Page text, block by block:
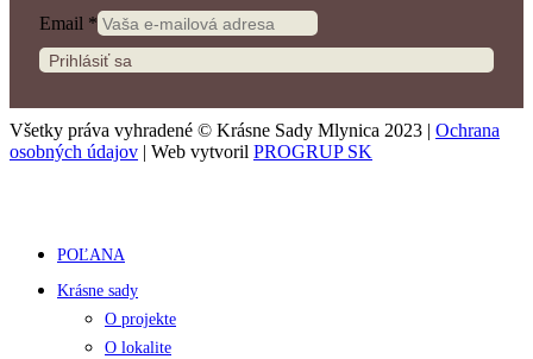
Email *
Prihlásiť sa
Všetky práva vyhradené © Krásne Sady Mlynica 2023 | Ochrana
osobných údajov | Web vytvoril PROGRUP SK
POĽANA
Krásne sady
O projekte
O lokalite